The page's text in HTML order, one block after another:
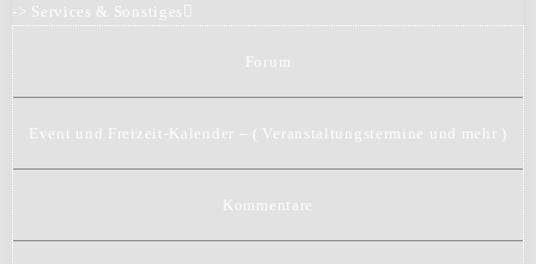
-> Services & Sonstiges
Forum
Event und Freizeit-Kalender – ( Veranstaltungstermine und mehr )
Kommentare